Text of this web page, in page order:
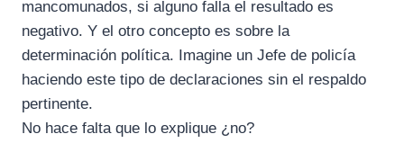
mancomunados, si alguno falla el resultado es
negativo. Y el otro concepto es sobre la
determinación política. Imagine un Jefe de policía
haciendo este tipo de declaraciones sin el respaldo
pertinente.
No hace falta que lo explique ¿no?